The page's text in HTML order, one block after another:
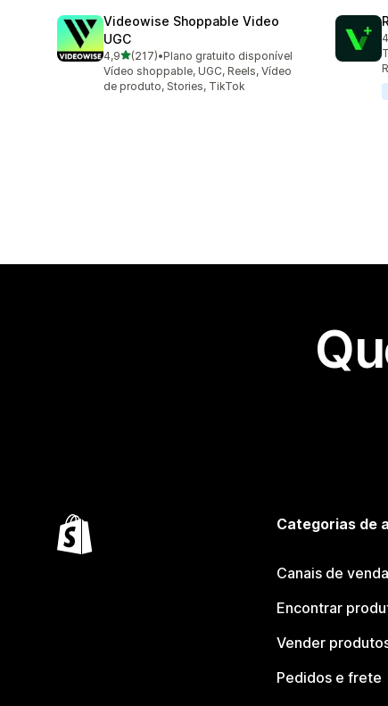
Videowise Shoppable Video
UGC
4,9de 5 estrelas
(217)
217 avaliações ao todo
•Plano gratuito disponível
Vídeo shoppable, UGC, Reels, Vídeo
de produto, Stories, TikTok
Categorias de
Canais de
Encontrar
Vender
Pedidos e frete